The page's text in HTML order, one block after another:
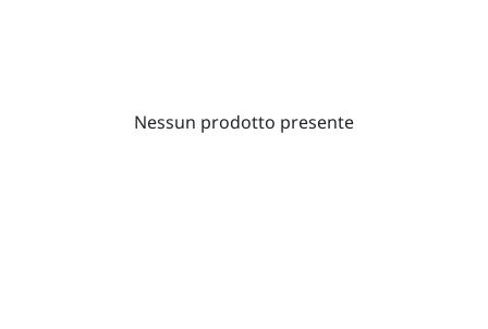
Nessun prodotto presente